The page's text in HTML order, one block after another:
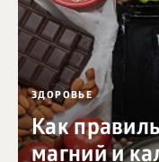
ЗДОРОВЬЕ
Как